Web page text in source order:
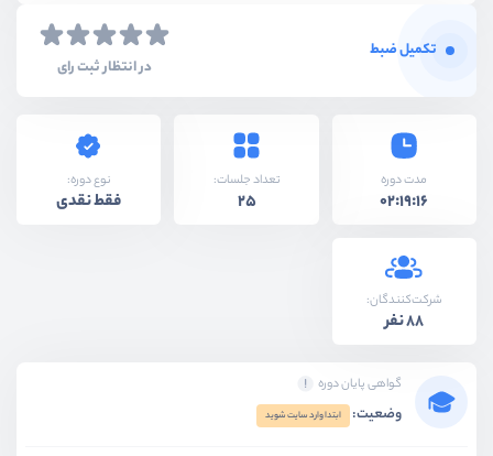
تکمیل ضبط
در انتظار ثبت رای
مدت دوره
02:19:16
تعداد جلسات:
25
نوع دوره:
فقط نقدی
شرکت‌کنندگان:
88 نفر
گواهی پایان دوره
وضعیت: ابتدا وارد سایت شوید